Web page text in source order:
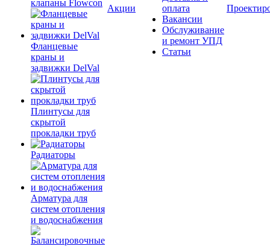
клапаны Flowcon
Фланцевые
краны и
задвижки DelVal
Плинтусы для
скрытой
прокладки труб
Радиаторы
Арматура для
систем отопления
и водоснабжения
Акции
оплата
Вакансии
Обслуживание
и ремонт УПД
Статьи